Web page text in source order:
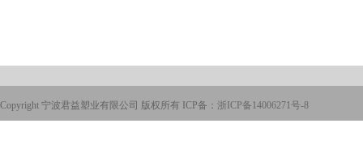
Copyright 宁波君益塑业有限公司 版权所有 ICP备： 浙ICP备14006271号-8